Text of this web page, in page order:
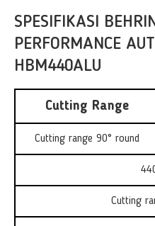
SPESIFIKASI
PERFORMANCE
HBM440ALU
Cutting Range
Cutting range 90° round
Cutting